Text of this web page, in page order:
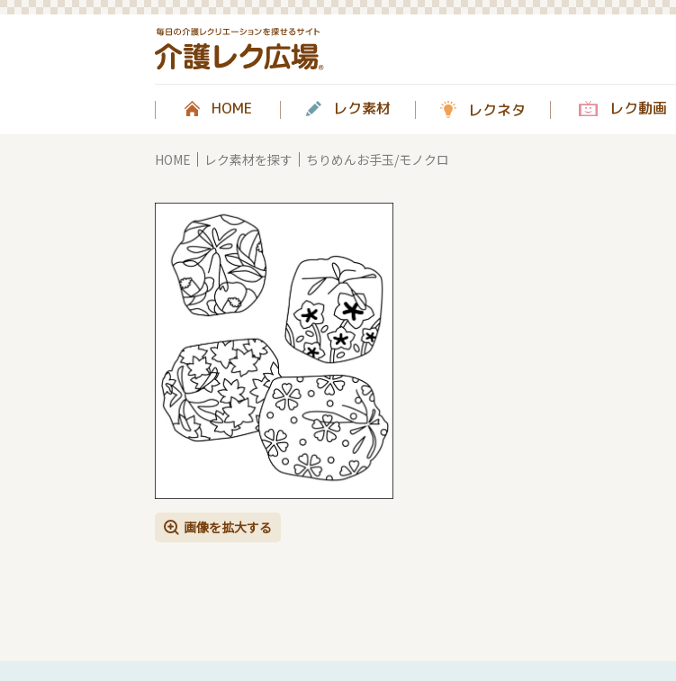
HOME レク素材 レクネタ レク動画
HOME レク素材を探す ちりめんお手玉/モノクロ
画像を拡大する